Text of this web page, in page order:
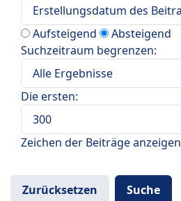
Aufsteigend
Absteigend
Suchzeitraum begrenzen:
Die ersten:
Zeichen der Beiträge anzeigen